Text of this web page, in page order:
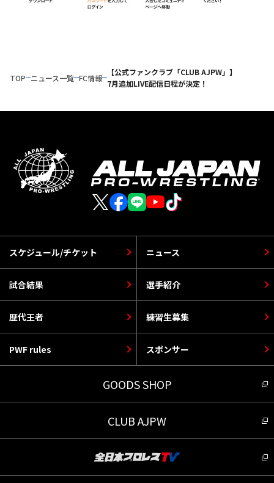
TOP ニュース一覧 FC情報
【公式ファンクラブ「CLUB AJPW」】
7月追加LIVE配信日程が決定！
スケジュール/チケット
選手紹介
PWF rules
ニュース
歴代王者
スポンサー
試合結果
練習生募集
GOODS SHOP
CLUB AJPW